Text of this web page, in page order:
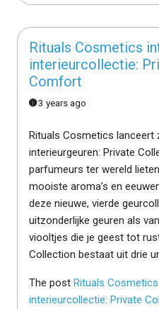
Rituals Cosmetics
interieurcollectie:
Comfort
3 years ago
Rituals Cosmetics lanceert
interieurgeuren: Private
parfumeurs ter wereld
mooiste aroma’s en
deze nieuwe, vierde
uitzonderlijke geuren als
viooltjes die je geest tot
Collection bestaat uit drie
The post Rituals
interieurcollectie: Private